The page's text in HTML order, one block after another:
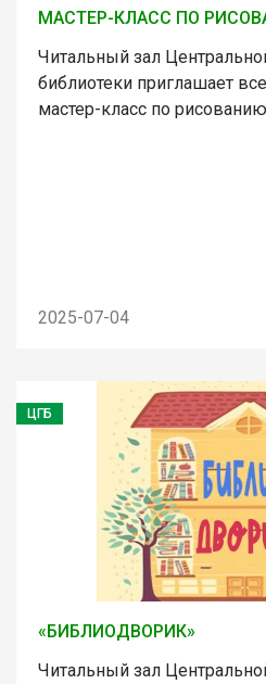
МАСТЕР-КЛАСС ПО
Читальный зал
библиотеки приглашает
мастер-класс по
2025-07-04
ЦГБ
«БИБЛИОДВОРИК»
Читальный зал